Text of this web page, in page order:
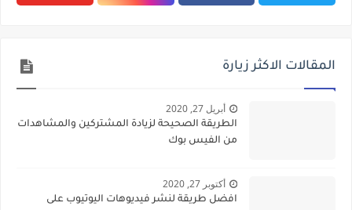
المقالات الاكثر زيارة
أبريل 27, 2020
الطريقة الصحيحة لزيادة المشتركين والمشاهدات
من الفيس بوك
أكتوبر 27, 2020
افضل طريقة لنشر فيديوهات اليوتيوب على